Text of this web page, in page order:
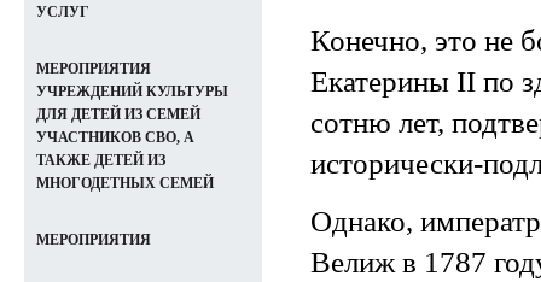
Конечно, это не
Екатерины II по
сотню лет,
исторически-
Однако,
Велиж в 1787
УСЛУГ
МЕРОПРИЯТИЯ
УЧРЕЖДЕНИЙ КУЛЬТУРЫ
ДЛЯ ДЕТЕЙ ИЗ СЕМЕЙ
УЧАСТНИКОВ СВО, А
ТАКЖЕ ДЕТЕЙ ИЗ
МНОГОДЕТНЫХ СЕМЕЙ
МЕРОПРИЯТИЯ